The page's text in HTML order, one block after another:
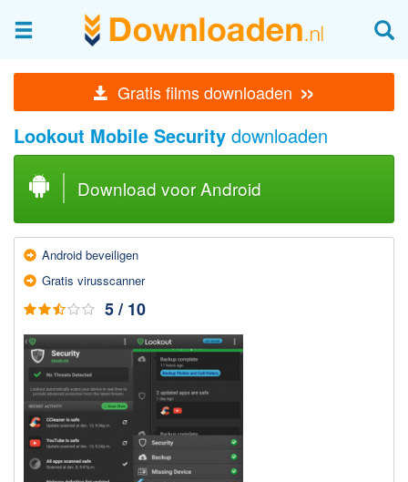
Gratis films downloaden »
Afbeeldingen & fotografie
Beheren en bekijken
Afbeelding & foto bewerken
Foto apps
Screenshots Maken
Audio & Video
Branden en Rippen
Media streamen
Mediaspeler
Opnemen Audio en Video
Video bewerken
Downloaden
BitTorrent Clients
Lookout Mobile Security downloaden
Download voor Android
Android beveiligen
Gratis virusscanner
5 / 10